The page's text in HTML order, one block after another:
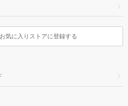
気に入りストアに登録する